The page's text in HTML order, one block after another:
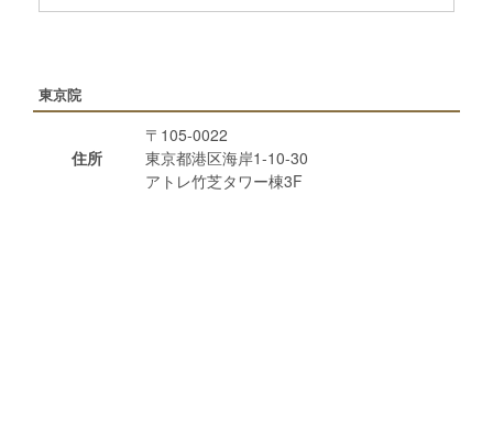
東京院
住所
〒105-0022
東京都港区海岸1-10-30
アトレ竹芝タワー棟3F